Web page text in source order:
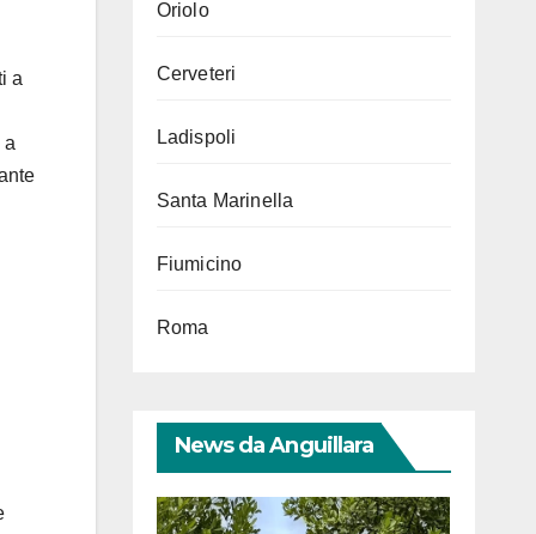
a
a
Oriolo
Cerveteri
Ladispoli
Santa Marinella
Fiumicino
Roma
News da Anguillara